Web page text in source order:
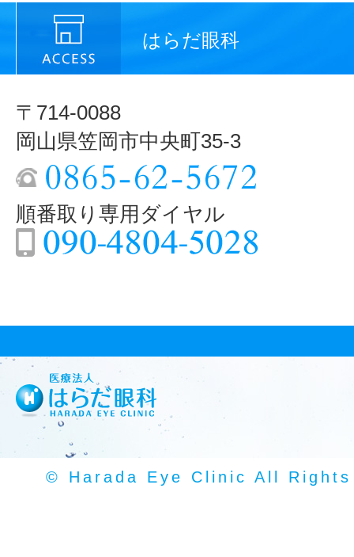
はらだ眼科
〒714-0088
岡山県笠岡市中央町35-3
順番取り専用ダイヤル
© Harada Eye Clinic All